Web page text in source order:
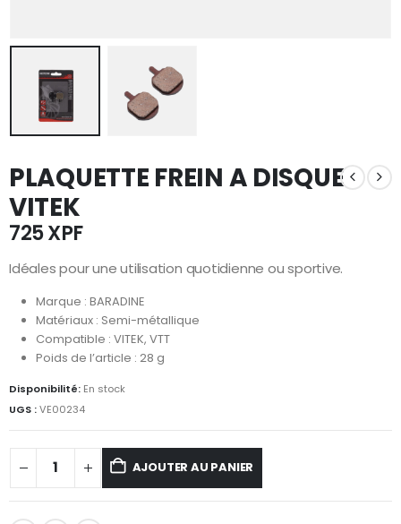
PLAQUETTE FREIN A DISQUE
VITEK
725XPF
Idéales pour une utilisation quotidienne ou sportive.
Marque : BARADINE
Matériaux : Semi-métallique
Compatible : VITEK, VTT
Poids de l’article : 28 g
Disponibilité: En stock
UGS :VE00234
AJOUTER AU PANIER